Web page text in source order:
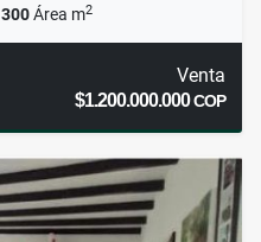
300Área m2
Venta
$1.200.000.000COP